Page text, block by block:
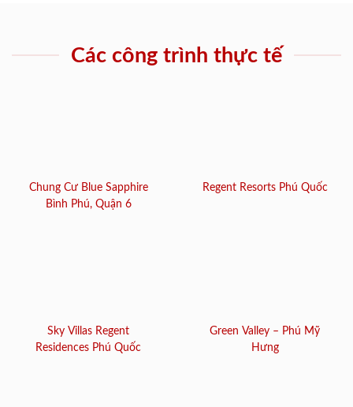
Các công trình thực tế
Chung Cư Blue Sapphire
Bình Phú, Quận 6
Regent Resorts Phú Quốc
Sky Villas Regent
Residences Phú Quốc
Green Valley – Phú Mỹ
Hưng